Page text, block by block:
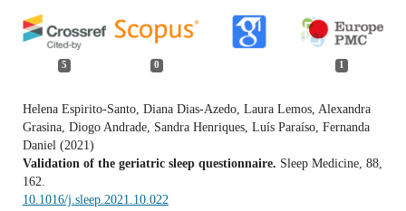
5 0 1
Helena Espirito-Santo, Diana Dias-Azedo, Laura Lemos, Alexandra
Grasina, Diogo Andrade, Sandra Henriques, Luís Paraíso, Fernanda
Daniel (2021)
Validation of the geriatric sleep questionnaire. Sleep Medicine, 88,
162.
10.1016/j.sleep.2021.10.022